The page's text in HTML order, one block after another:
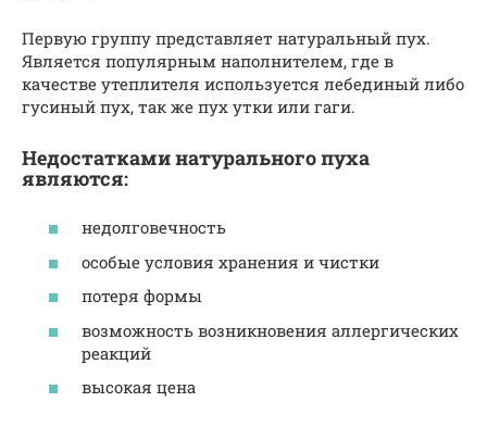
Первую группу представляет натуральный пух.
Является популярным наполнителем, где в
качестве утеплителя используется лебединый либо
гусиный пух, так же пух утки или гаги.
Недостатками натурального пуха
являются:
недолговечность
особые условия хранения и чистки
потеря формы
возможность возникновения аллергических
реакций
высокая цена